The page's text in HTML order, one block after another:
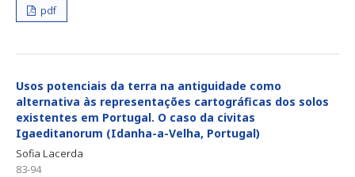
pdf
Usos potenciais da terra na antiguidade como
alternativa às representações cartográficas dos solos
existentes em Portugal. O caso da civitas
Igaeditanorum (Idanha-a-Velha, Portugal)
Sofia Lacerda
83-94